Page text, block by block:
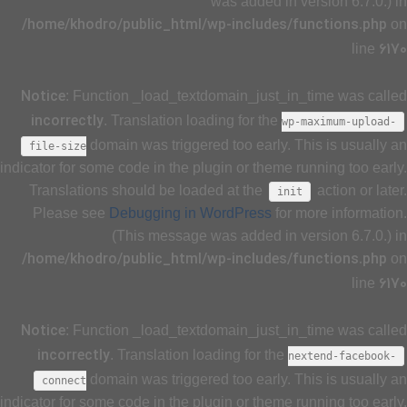
/home/khodro/public_html/wp-includes/functions.php on
line 6170
Notice: Function _load_textdomain_just_in_time was called
incorrectly. Translation loading for the wp-maximum-upload-
file-size domain was triggered too early. This is usually an
indicator for some code in the plugin or theme running too early.
Translations should be loaded at the
init
action or later.
Please see Debugging in WordPress for more information.
(This message was added in version 6.7.0.) in
/home/khodro/public_html/wp-includes/functions.php on
line 6170
Notice: Function _load_textdomain_just_in_time was called
incorrectly. Translation loading for the nextend-facebook-
connect domain was triggered too early. This is usually an
indicator for some code in the plugin or theme running too early.